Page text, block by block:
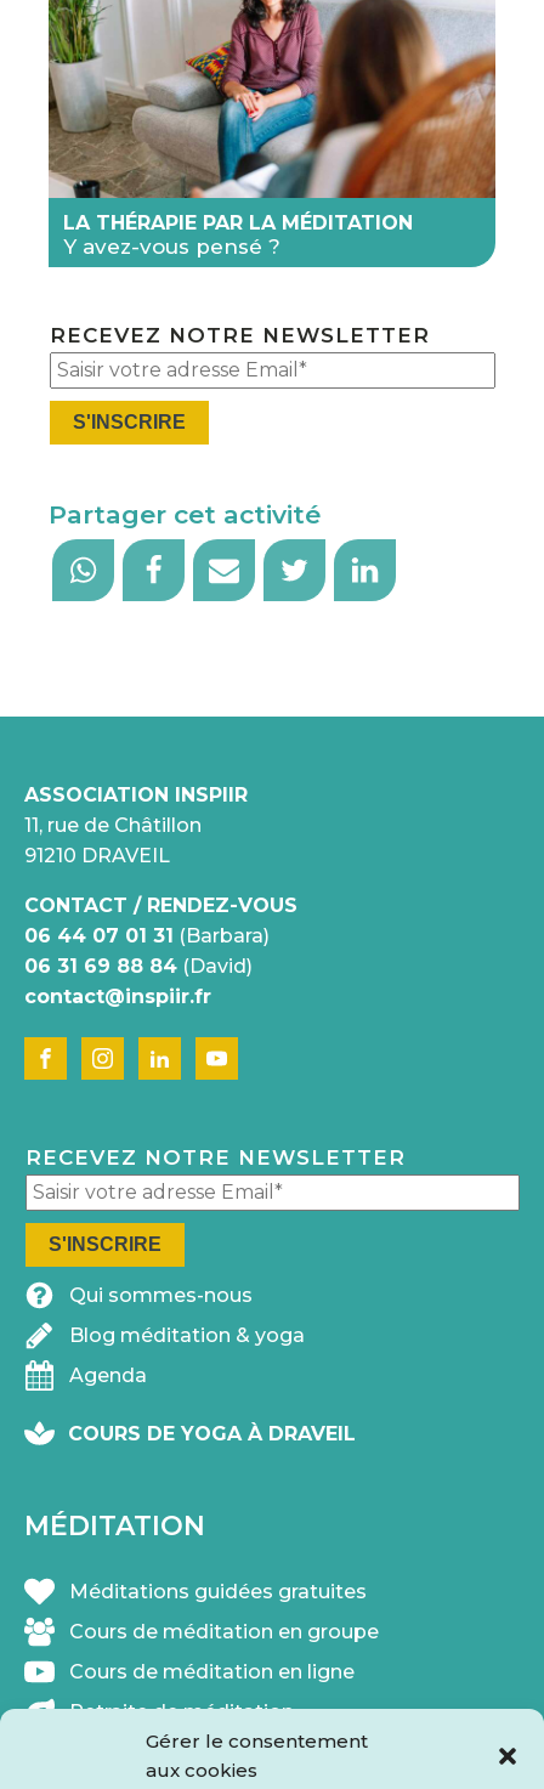
Gérer le consentement
aux cookies
LA THÉRAPIE PAR LA MÉDITATION
Y avez-vous pensé ?
RECEVEZ NOTRE NEWSLETTER
Partager cet activité
ASSOCIATION INSPIIR
11, rue de Châtillon
91210 DRAVEIL
CONTACT / RENDEZ-VOUS
06 44 07 01 31 (Barbara)
06 31 69 88 84 (David)
contact@inspiir.fr
RECEVEZ NOTRE NEWSLETTER
Qui sommes-nous
Blog méditation & yoga
Agenda
COURS DE YOGA À DRAVEIL
MÉDITATION
Méditations guidées gratuites
Cours de méditation en groupe
Cours de méditation en ligne
Retraite de méditation
Thérapie par la méditation